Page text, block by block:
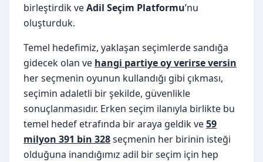
birleştirdik veAdil Seçim Platformu’nu
oluşturduk.
Temel hedefimiz, yaklaşan seçimlerde sandığa
gidecek olan ve hangi partiye oy verirse versin
her seçmenin oyunun kullandığı gibi çıkması,
seçimin adaletli bir şekilde, güvenlikle
sonuçlanmasıdır. Erken seçim ilanıyla birlikte bu
temel hedef etrafında bir araya geldik ve59
milyon 391 bin 328seçmenin her birinin isteği
olduğuna inandığımız adil bir seçim için hep